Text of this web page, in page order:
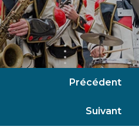
Précédent
Suivant